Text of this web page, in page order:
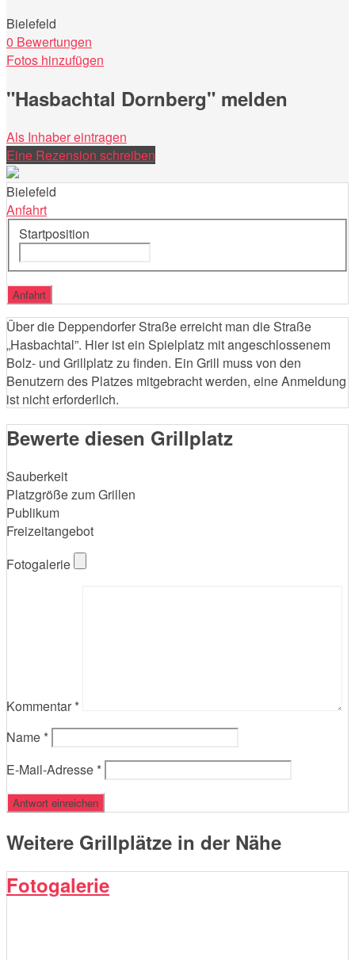
Bielefeld
0 Bewertungen
Fotos hinzufügen
"Hasbachtal Dornberg" melden
Als Inhaber eintragen
Eine Rezension schreiben
Bielefeld
Anfahrt
Startposition
Über die Deppendorfer Straße erreicht man die Straße
„Hasbachtal”. Hier ist ein Spielplatz mit angeschlossenem
Bolz- und Grillplatz zu finden. Ein Grill muss von den
Benutzern des Platzes mitgebracht werden, eine Anmeldung
ist nicht erforderlich.
Bewerte diesen Grillplatz
Sauberkeit
Platzgröße zum Grillen
Publikum
Freizeitangebot
Fotogalerie
Kommentar *
Name *
E-Mail-Adresse *
Weitere Grillplätze in der Nähe
Fotogalerie